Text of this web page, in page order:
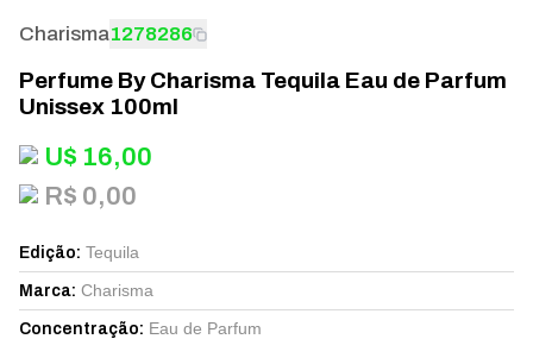
Charisma1278286
Perfume By Charisma Tequila Eau de Parfum
Unissex 100ml
U$ 16,00
R$ 0,00
Edição: Tequila
Marca: Charisma
Concentração: Eau de Parfum